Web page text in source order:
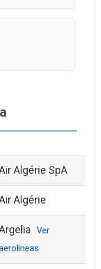
Algérie SpA
Algérie
Ver